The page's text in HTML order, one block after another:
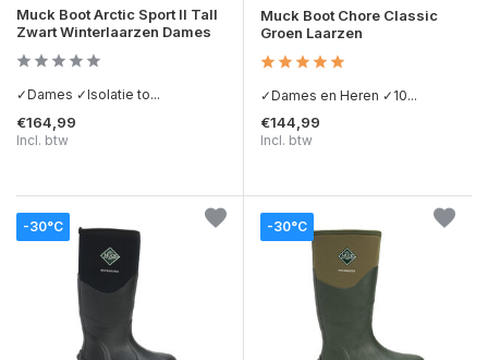
Muck Boot Arctic Sport II Tall
Zwart Winterlaarzen Dames
✓Dames ✓Isolatie to...
€164,99
Incl. btw
Muck Boot Chore Classic
Groen Laarzen
✓Dames en Heren ✓10...
€144,99
Incl. btw
-30°C -30°C